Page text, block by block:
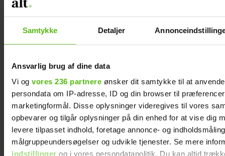
Samtykke Detaljer
Ansvarlig brug af dine data
Vi og vores 236 partnere ønsker dit samtykke til at
persondata om IP-adresse, ID og din browser til
marketingformål. Disse oplysninger videregives til vores
opbevarer og tilgår oplysninger på din enhed for at vise dig
levere tilpasset indhold, foretage annonce- og
målgruppeundersøgelser og udvikle tjenester. Se mere
indstillinger og i vores persondatapolitik. Du kan altid
Vi var skeptiske før den 1. sæson, men blev
helt tryllebundet – nu kommer sæson 2